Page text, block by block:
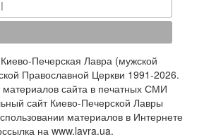
Печерская Лавра (мужской
Православной Церкви 1991-2026.
материалов сайта в печатных СМИ
сайт Киево-Печерской Лавры
материалов в Интернете
на www.lavra.ua.